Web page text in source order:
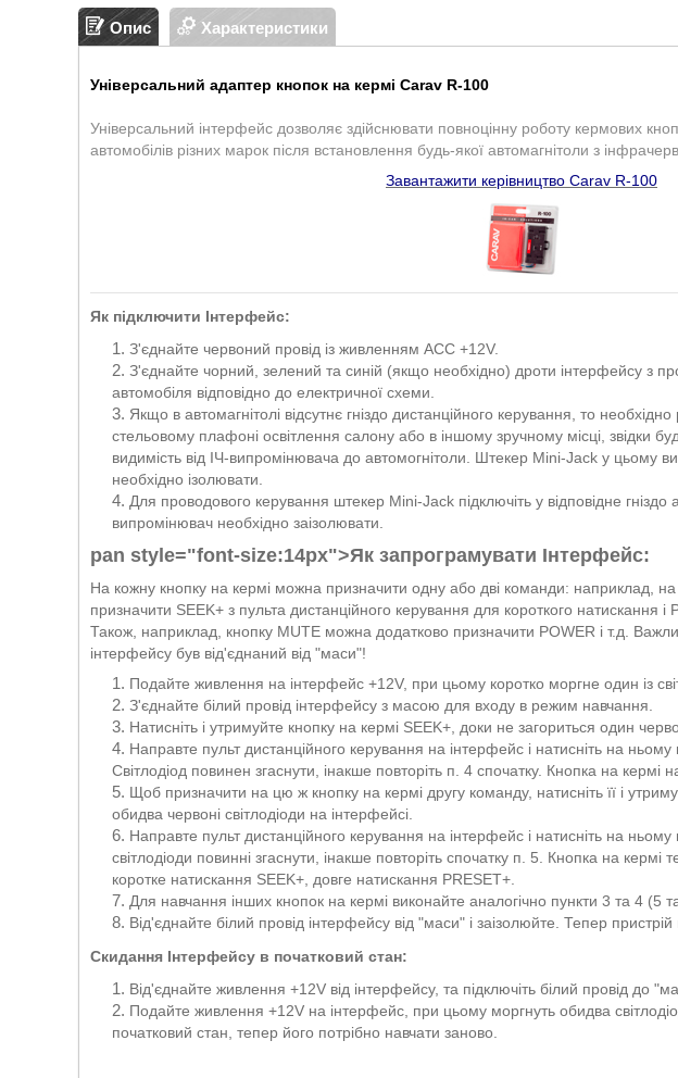
Опис Характеристики
Універсальний адаптер кнопок на кермі Carav R-100
Універсальний інтерфейс дозволяє здійснювати повноцінну роботу кермових
автомобілів різних марок після встановлення будь-якої автомагнітоли з
Завантажити керівництво Carav R-100
Як підключити Інтерфейс:
З'єднайте червоний провід із живленням ACC +12V.
З'єднайте чорний, зелений та синій (якщо необхідно) дроти інтерфейсу з
автомобіля відповідно до електричної схеми.
Якщо в автомагнітолі відсутнє гніздо дистанційного керування, то
стельовому плафоні освітлення салону або в іншому зручному місці, звідки
видимість від ІЧ-випромінювача до автомогнітоли. Штекер Mini-Jack у цьому
необхідно ізолювати.
Для проводового керування штекер Mini-Jack підключіть у відповідне
випромінювач необхідно заізолювати.
pan style="font-size:14px">Як запрограмувати Інтерфейс:
На кожну кнопку на кермі можна призначити одну або дві команди: наприклад,
призначити SEEK+ з пульта дистанційного керування для короткого натискання і
Також, наприклад, кнопку MUTE можна додатково призначити POWER і т.д.
інтерфейсу був від'єднаний від "маси"!
Подайте живлення на інтерфейс +12V, при цьому коротко моргне один із
З'єднайте білий провід інтерфейсу з масою для входу в режим навчання.
Натисніть і утримуйте кнопку на кермі SEEK+, доки не загориться один
Направте пульт дистанційного керування на інтерфейс і натисніть на ньому
Світлодіод повинен згаснути, інакше повторіть п. 4 спочатку. Кнопка на кермі
Щоб призначити на цю ж кнопку на кермі другу команду, натисніть її і
обидва червоні світлодіоди на інтерфейсі.
Направте пульт дистанційного керування на інтерфейс і натисніть на
світлодіоди повинні згаснути, інакше повторіть спочатку п. 5. Кнопка на
коротке натискання SEEK+, довге натискання PRESET+.
Для навчання інших кнопок на кермі виконайте аналогічно пункти 3 та 4 (5
Від'єднайте білий провід інтерфейсу від "маси" і заізолюйте. Тепер пристрій
Скидання Інтерфейсу в початковий стан:
Від'єднайте живлення +12V від інтерфейсу, та підключіть білий провід до
Подайте живлення +12V на інтерфейс, при цьому моргнуть обидва
початковий стан, тепер його потрібно навчати заново.